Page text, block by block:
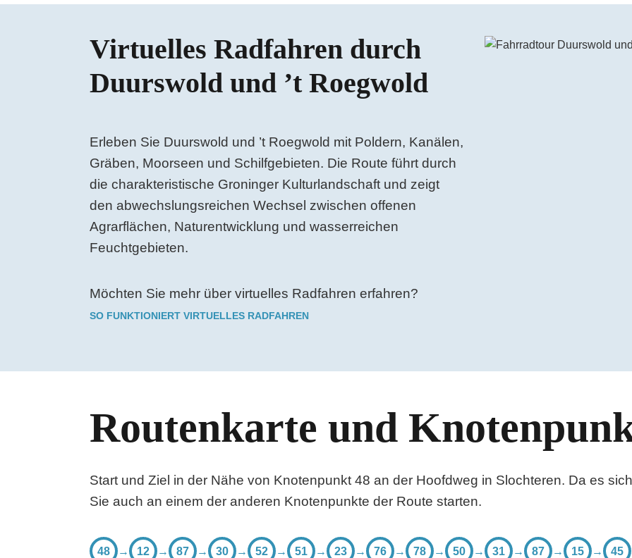
Virtuelles Radfahren durch
Duurswold und ’t Roegwold
Erleben Sie Duurswold und ’t Roegwold mit Poldern, Kanälen,
Gräben, Moorseen und Schilfgebieten. Die Route führt durch
die charakteristische Groninger Kulturlandschaft und zeigt
den abwechslungsreichen Wechsel zwischen offenen
Agrarflächen, Naturentwicklung und wasserreichen
Feuchtgebieten.
Möchten Sie mehr über virtuelles Radfahren erfahren?
SO FUNKTIONIERT VIRTUELLES RADFAHREN
Das Video auf YouTube
Routenkarte und
Start und Ziel in der Nähe von Knotenpunkt 48 an der Hoofdweg in Slochteren. Da es
Sie auch an einem der anderen Knotenpunkte der Route starten.
48 → 12 → 87 → 30 → 52 → 51 → 23 → 76 → 78 → 50 → 31 → 87 → 15 → 45